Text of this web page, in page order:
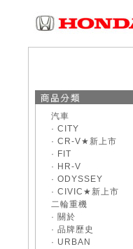
汽車
· CITY
· CR-V★新上市
· FIT
· HR-V
· ODYSSEY
· CIVIC★新上市
二輪重機
· 關於
· 品牌歷史
· URBAN